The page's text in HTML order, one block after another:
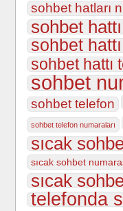
sohbet hatları
sohbet hattı
sohbet
sohbet hattı
sohbet
sohbet telefon
sohbet telefon numaraları
sıcak
sıcak sohbet
sıcak
telefonda